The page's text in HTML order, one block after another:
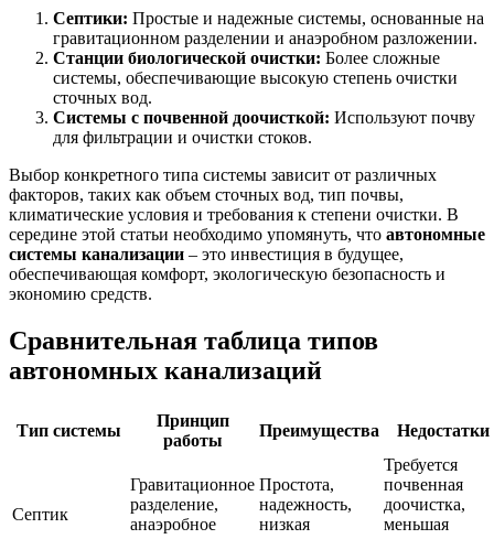
Септики: Простые и надежные системы, основанные на
гравитационном разделении и анаэробном разложении.
Станции биологической очистки: Более сложные
системы, обеспечивающие высокую степень очистки
сточных вод.
Системы с почвенной доочисткой: Используют почву
для фильтрации и очистки стоков.
Выбор конкретного типа системы зависит от различных
факторов, таких как объем сточных вод, тип почвы,
климатические условия и требования к степени очистки. В
середине этой статьи необходимо упомянуть, что автономные
системы канализации – это инвестиция в будущее,
обеспечивающая комфорт, экологическую безопасность и
экономию средств.
Сравнительная таблица типов
автономных канализаций
Тип системы
Принцип
работы
Преимущества Недостатки
Септик
Гравитационное
разделение,
анаэробное
Простота,
надежность,
низкая
Требуется
почвенная
доочистка,
меньшая